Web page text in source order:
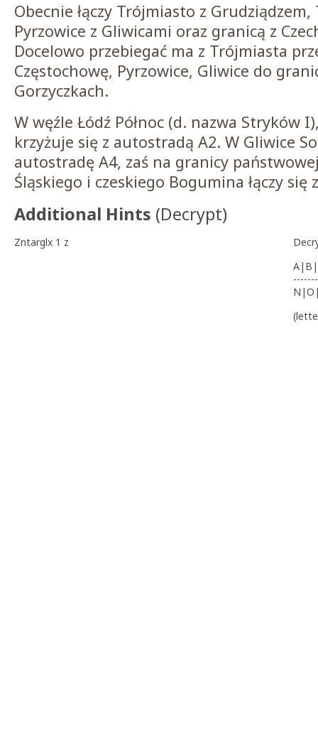
Obecnie łączy Trójmiasto z
Pyrzowice z Gliwicami oraz granicą z
Docelowo przebiegać ma z Trójmiasta
Częstochowę, Pyrzowice, Gliwice do
Gorzyczkach.
W węźle Łódź Północ (d. nazwa Stryków
krzyżuje się z autostradą A2. W Gliwice
autostradę A4, zaś na granicy
Śląskiego i czeskiego Bogumina łączy się
Additional Hints (Decrypt)
Zntarglx 1 z